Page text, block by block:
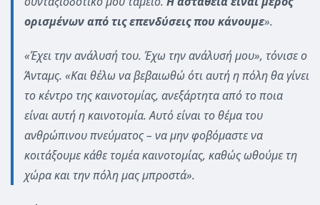
ορισμένων από τις επενδύσεις που κάνουμε».
«Έχει την ανάλυσή του. Έχω την ανάλυσή μου», τόνισε ο
Άνταμς. «Και θέλω να βεβαιωθώ ότι αυτή η πόλη θα γίνει
το κέντρο της καινοτομίας, ανεξάρτητα από το ποια
είναι αυτή η καινοτομία. Αυτό είναι το θέμα του
ανθρώπινου πνεύματος – να μην φοβόμαστε να
κοιτάξουμε κάθε τομέα καινοτομίας, καθώς ωθούμε τη
χώρα και την πόλη μας μπροστά».